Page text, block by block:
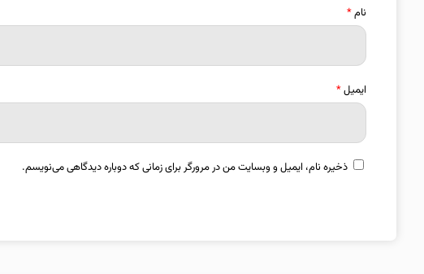
نام*
ایمیل*
ذخیره نام، ایمیل و وبسایت من در مرورگر برای زمانی که دوباره دیدگاهی می‌نویسم.